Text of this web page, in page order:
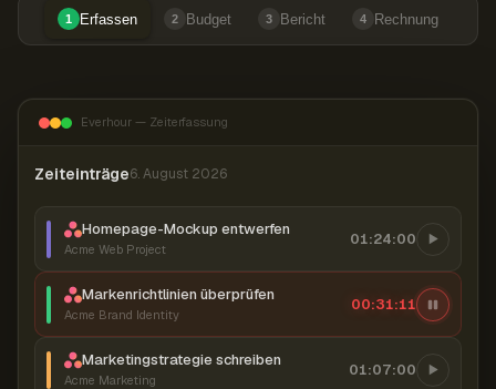
1 Erfassen 2 Budget 3 Bericht 4 Rechnung
Everhour — Zeiterfassung
Zeiteinträge6. August 2026
Homepage-Mockup entwerfen
Acme Web Project
01:24:00
Markenrichtlinien überprüfen
Acme Brand Identity
00:31:11
Marketingstrategie schreiben
Acme Marketing
01:07:00